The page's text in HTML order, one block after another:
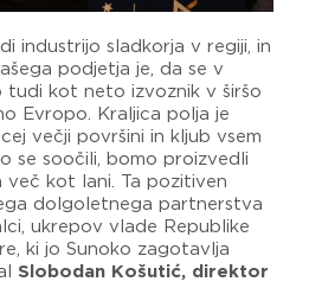
industrijo sladkorja v regiji, in
podjetja je, da se v
tudi kot neto izvoznik v širšo
Evropo. Kraljica polja je
večji površini in kljub vsem
se soočili, bomo proizvedli
kot lani. Ta pozitiven
dolgoletnega partnerstva
ukrepov vlade Republike
ki jo Sunoko zagotavlja
Slobodan Košutić, direktor